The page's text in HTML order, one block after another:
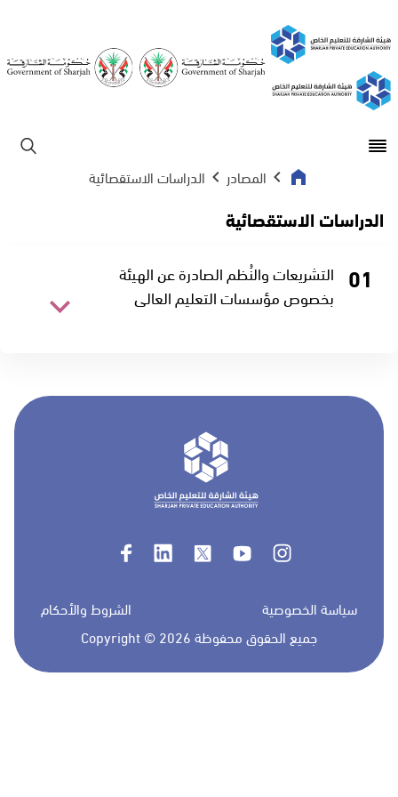
Open main menu
المصادر الدراسات الاستقصائية
الدراسات الاستقصائية
01
التشريعات والنُظم الصادرة عن الهيئة
بخصوص مؤسسات التعليم العالي
نزل الملف
سياسة الخصوصية
الشروط والأحكام
Copyright ©
2026 جميع الحقوق محفوظة